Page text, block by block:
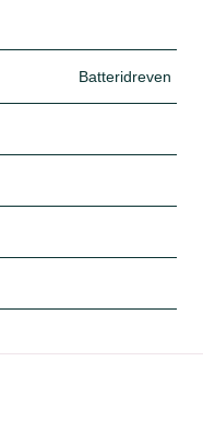
Batteridreven